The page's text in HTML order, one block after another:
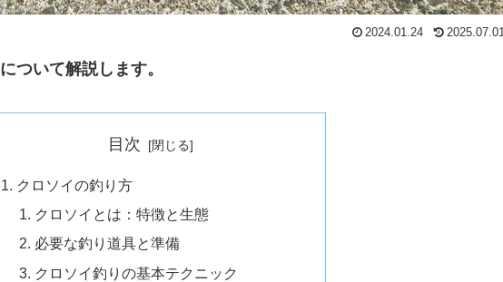
2024.01.24 2025.07.01
について解説します。
目次
クロソイの釣り方
クロソイとは：特徴と生態
必要な釣り道具と準備
クロソイ釣りの基本テクニック